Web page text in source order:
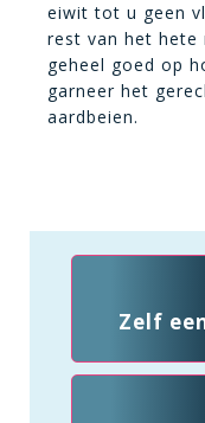
eiwit tot u geen
rest van het hete
geheel goed op
garneer het
aardbeien.
Zelf